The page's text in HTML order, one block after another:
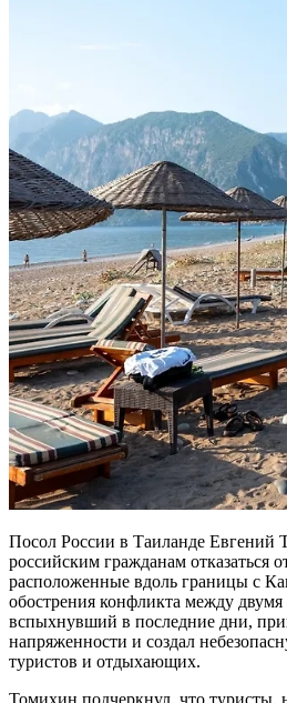
Посол России в Таиланде Евгений
российским гражданам отказаться
расположенные вдоль границы с
обострения конфликта между
вспыхнувший в последние дни,
напряженности и создал
туристов и отдыхающих.
Томихин подчеркнул, что туристы,